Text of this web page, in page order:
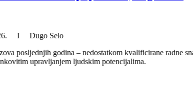
I Dugo Selo
posljednjih godina – nedostatkom kvalificirane radne
upravljanjem ljudskim potencijalima.